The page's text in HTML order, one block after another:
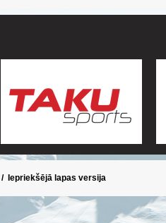
/ Iepriekšējā lapas versija